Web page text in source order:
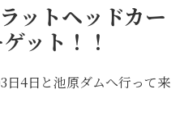
ットヘッドカー
ット！！
日4日と池原ダムへ行って来